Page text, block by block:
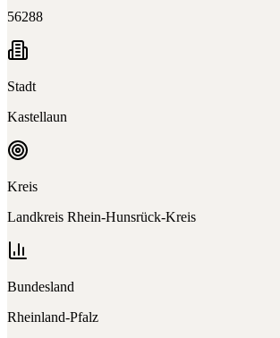
56288
Stadt
Kastellaun
Kreis
Landkreis Rhein-Hunsrück-Kreis
Bundesland
Rheinland-Pfalz